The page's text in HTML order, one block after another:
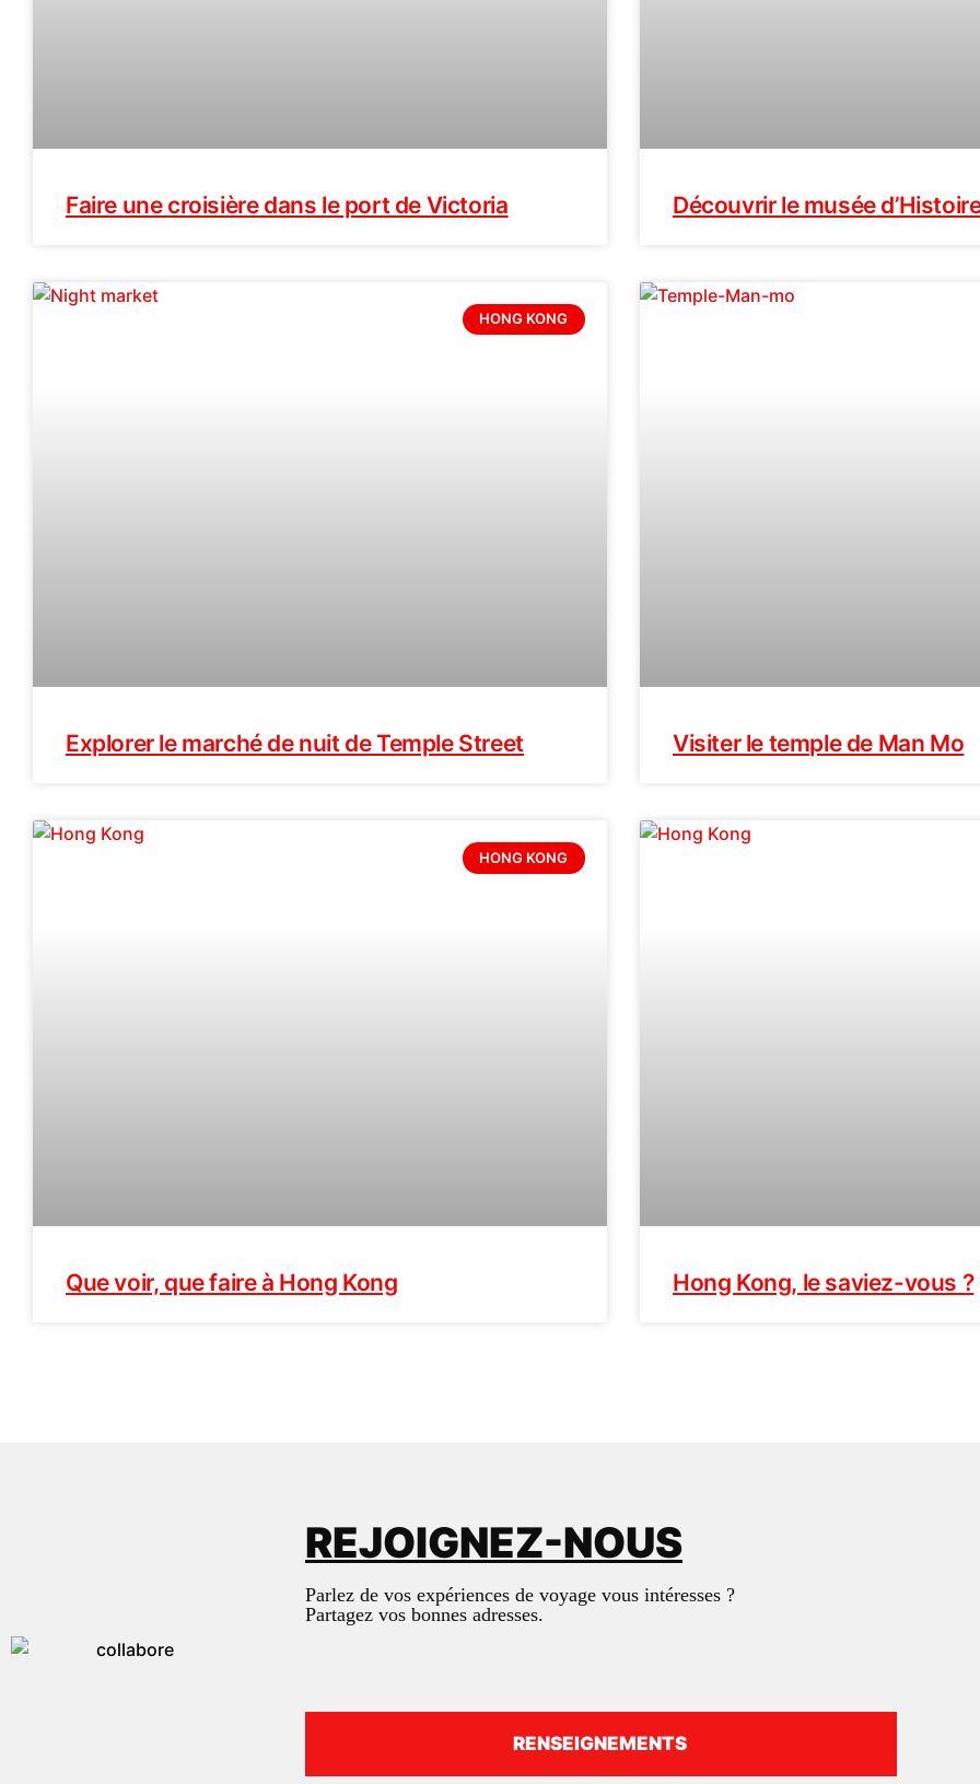
Faire une croisière dans le port de Victoria Découvrir le musée
HONG KONG
Explorer le marché de nuit de Temple Street Visiter le temple de Man Mo
HONG KONG
Que voir, que faire à Hong Kong Hong Kong, le saviez-vous ?
REJOIGNEZ-NOUS
Parlez de vos expériences de voyage vous intéresses ?
Partagez vos bonnes adresses.
RENSEIGNEMENTS